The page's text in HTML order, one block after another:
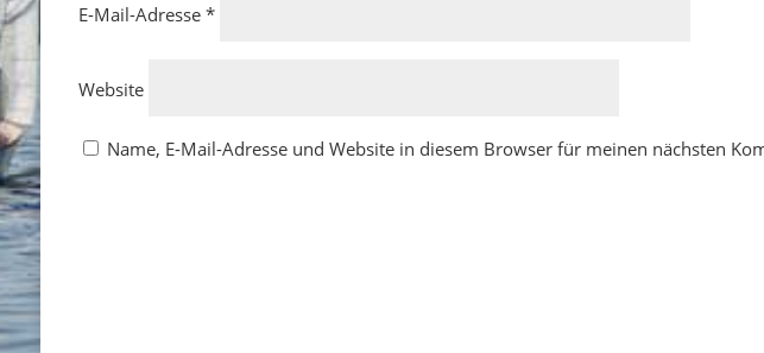
E-Mail-Adresse *
Website
Name, E-Mail-Adresse und Website in diesem Browser für meinen nächsten